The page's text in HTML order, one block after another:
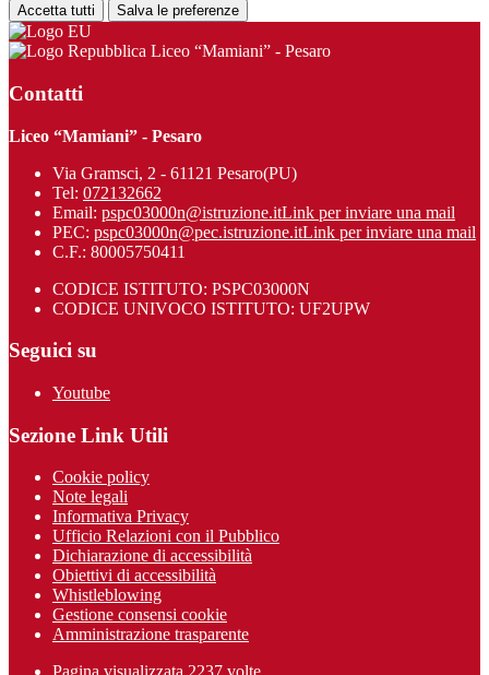
Accetta tutti Salva le preferenze
Liceo “Mamiani” - Pesaro
Contatti
Liceo “Mamiani” - Pesaro
Via Gramsci, 2 - 61121 Pesaro(PU)
Tel: 072132662
Email: pspc03000n@istruzione.itLink per inviare una mail
PEC: pspc03000n@pec.istruzione.itLink per inviare una mail
C.F.: 80005750411
CODICE ISTITUTO: PSPC03000N
CODICE UNIVOCO ISTITUTO: UF2UPW
Seguici su
Youtube
Sezione Link Utili
Cookie policy
Note legali
Informativa Privacy
Ufficio Relazioni con il Pubblico
Dichiarazione di accessibilità
Obiettivi di accessibilità
Whistleblowing
Gestione consensi cookie
Amministrazione trasparente